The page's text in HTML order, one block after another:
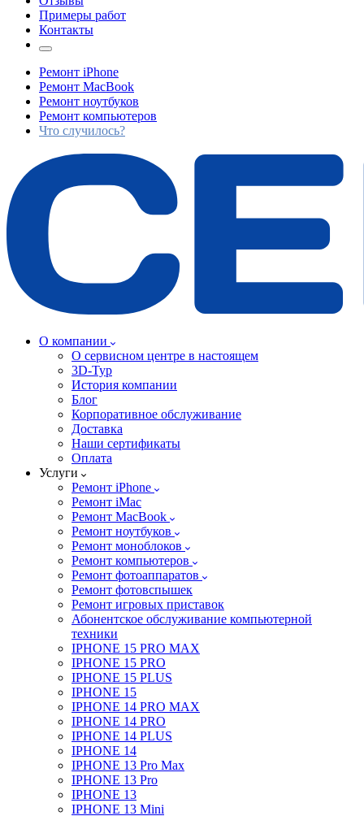
Примеры работ
Контакты
Ремонт iPhone
Ремонт MacBook
Ремонт ноутбуков
Ремонт компьютеров
Что случилось?
О компании
О сервисном центре в настоящем
3D-Тур
История компании
Блог
Корпоративное обслуживание
Доставка
Наши сертификаты
Оплата
Услуги
Ремонт iPhone
Ремонт iMac
Ремонт MacBook
Ремонт ноутбуков
Ремонт моноблоков
Ремонт компьютеров
Ремонт фотоаппаратов
Ремонт фотовспышек
Ремонт игровых приставок
Абонентское обслуживание компьютерной
техники
IPHONE 15 PRO MAX
IPHONE 15 PRO
IPHONE 15 PLUS
IPHONE 15
IPHONE 14 PRO MAX
IPHONE 14 PRO
IPHONE 14 PLUS
IPHONE 14
IPHONE 13 Pro Max
IPHONE 13 Pro
IPHONE 13
IPHONE 13 Mini